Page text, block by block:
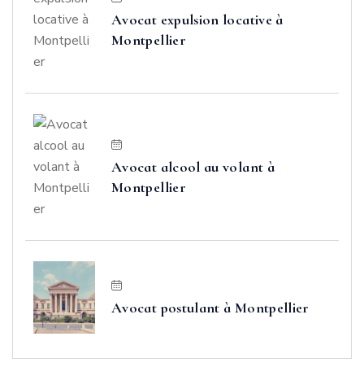
Avocat expulsion locative à
Montpellier
Avocat alcool au volant à
Montpellier
Avocat postulant à Montpellier